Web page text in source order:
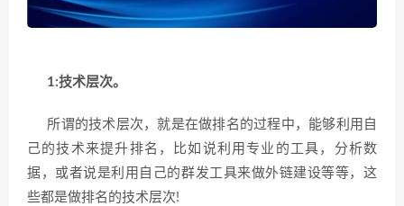
1:技术层次。
所谓的技术层次，就是在做排名的过程中，能够利用自
己的技术来提升排名，比如说利用专业的工具，分析数
据，或者说是利用自己的群发工具来做外链建设等等，这
些都是做排名的技术层次!